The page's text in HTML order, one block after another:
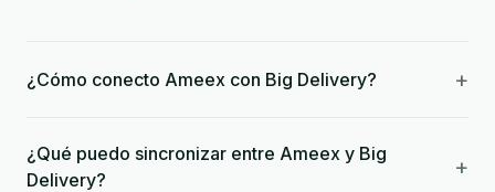
¿Cómo conecto Ameex con Big Delivery? +
¿Qué puedo sincronizar entre Ameex y Big
Delivery?
+